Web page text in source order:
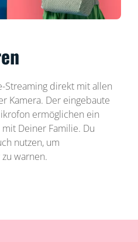
Streaming direkt mit allen
Kamera. Der eingebaute
ermöglichen ein
Deiner Familie. Du
nutzen, um
warnen.